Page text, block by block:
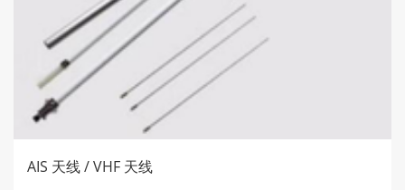
AIS 天线 / VHF 天线